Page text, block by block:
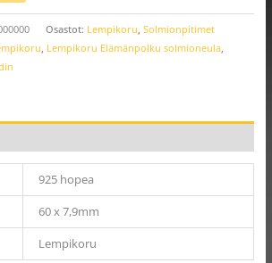
Osastot: Lempikoru, Solmionpitimet
, Lempikoru Elämänpolku solmioneula,
925 hopea
60 x 7,9mm
Lempikoru